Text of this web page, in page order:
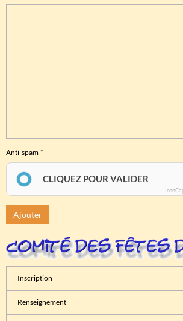
Anti-spam
CLIQUEZ POUR VALIDER
Ajouter
Inscription
Renseignement